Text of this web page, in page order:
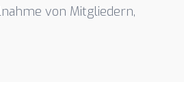
von Mitgliedern,